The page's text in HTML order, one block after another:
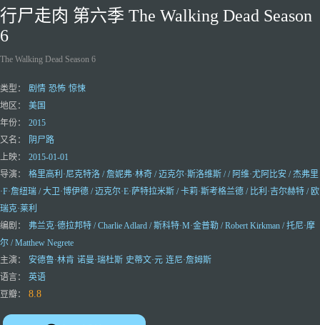
行尸走肉 第六季 The Walking Dead Season
6
The Walking Dead Season 6
类型： 剧情 恐怖 惊悚
地区：
美国
年份：
2015
又名：
阴尸路
上映：
2015-01-01
导演：
格里高利·尼克特洛 / 詹妮弗·林奇 / 迈克尔·斯洛维斯 / / 阿维·尤阿比安 / 杰弗里
·F·詹纽瑞 / 大卫·博伊德 / 迈克尔·E·萨特拉米斯 / 卡莉·斯考格兰德 / 比利·吉尔赫特 / 欧
瑞克·莱利
编剧：
弗兰克·德拉邦特 / Charlie Adlard / 斯科特·M·金普勒 / Robert Kirkman / 托尼·摩
尔 / Matthew Negrete
主演：
安德鲁·林肯 诺曼·瑞杜斯 史蒂文·元 连尼·詹姆斯
语言：
英语
豆瓣：
8.8